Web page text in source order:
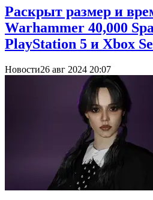
Раскрыт размер и
Warhammer 40,000
PlayStation 5 и Xbox
Новости26 авг 2024 20:07